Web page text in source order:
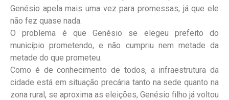
Genésio apela mais uma vez para promessas, já que ele
não fez quase nada.
O problema é que Genésio se elegeu prefeito do
município prometendo, e não cumpriu nem metade da
metade do que prometeu.
Como é de conhecimento de todos, a infraestrutura da
cidade está em situação precária tanto na sede quanto na
zona rural, se aproxima as eleições, Genésio filho já voltou